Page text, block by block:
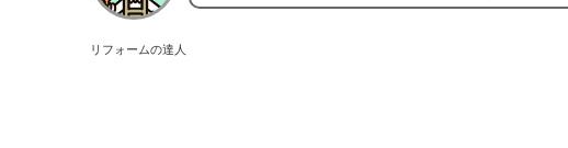
リフォームの達人